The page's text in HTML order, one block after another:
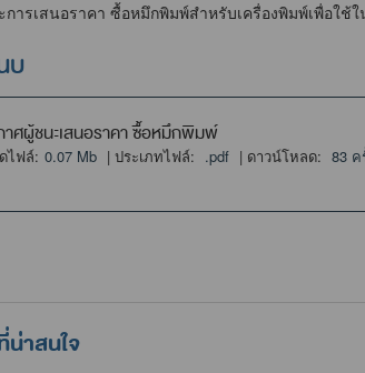
ารเสนอราคา ซื้อหมึกพิมพ์สำหรับเครื่องพิมพ์เพื่อใช้
บ
าศผู้ชนะเสนอราคา ซื้อหมึกพิมพ์
ไฟล์: 0.07 Mb | ประเภทไฟล์: .pdf | ดาวน์โหลด: 83 ค
าสนใจ